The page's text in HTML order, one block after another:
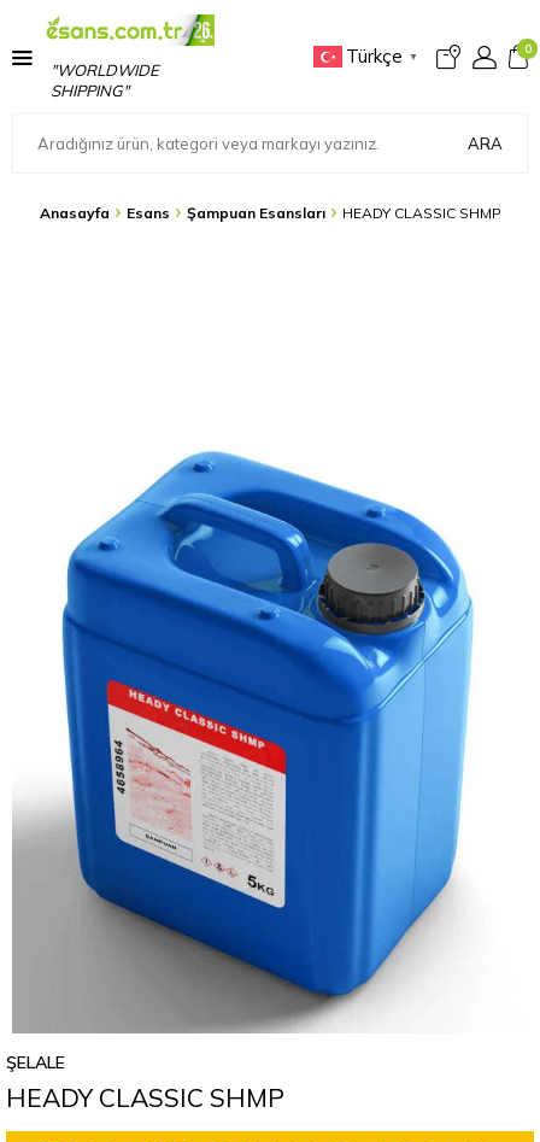
"WORLDWIDE
SHIPPING"
Türkçe ▼
0
ARA
Anasayfa Esans Şampuan Esansları HEADY CLASSIC SHMP
ŞELALE
HEADY CLASSIC SHMP